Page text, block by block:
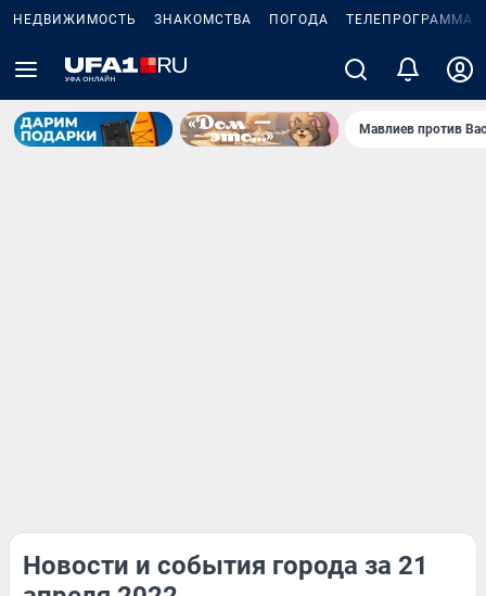
НЕДВИЖИМОСТЬ ЗНАКОМСТВА ПОГОДА ТЕЛЕПРОГРАММА
Мавлиев против
Новости и события города за 21